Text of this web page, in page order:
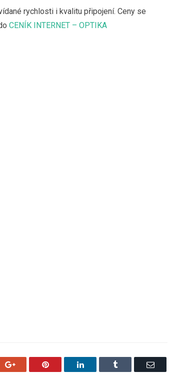
rychlosti i kvalitu připojení. Ceny se
CENÍK INTERNET – OPTIKA
Google+ Pinterest LinkedIn Tumblr Email